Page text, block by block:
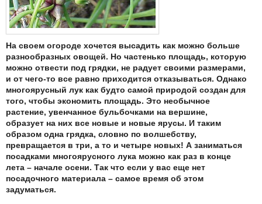
На своем огороде хочется высадить как можно больше
разнообразных овощей. Но частенько площадь, которую
можно отвести под грядки, не радует своими размерами,
и от чего-то все равно приходится отказываться. Однако
многоярусный лук как будто самой природой создан для
того, чтобы экономить площадь. Это необычное
растение, увенчанное бульбочками на вершине,
образует на них все новые и новые ярусы. И таким
образом одна грядка, словно по волшебству,
превращается в три, а то и четыре новых! А заниматься
посадками многоярусного лука можно как раз в конце
лета – начале осени. Так что если у вас еще нет
посадочного материала – самое время об этом
задуматься.